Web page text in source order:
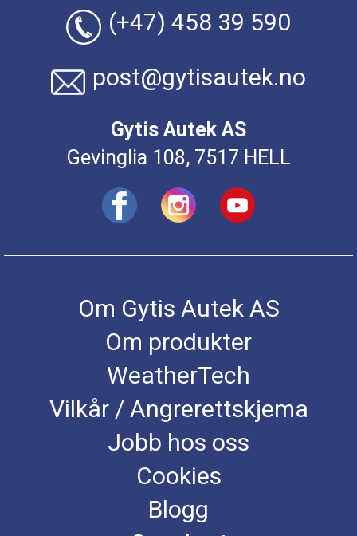
(+47) 458 39 590
post@gytisautek.no
Gytis Autek AS
Gevinglia 108, 7517 HELL
Om Gytis Autek AS
Om produkter
WeatherTech
Vilkår / Angrerettskjema
Jobb hos oss
Cookies
Blogg